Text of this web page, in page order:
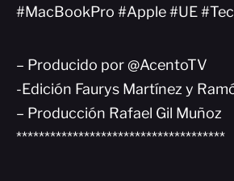
#MacBookPro #Apple #UE
– Producido por @AcentoTV
-Edición Faurys Martínez y
– Producción Rafael Gil Muñoz
*************************************